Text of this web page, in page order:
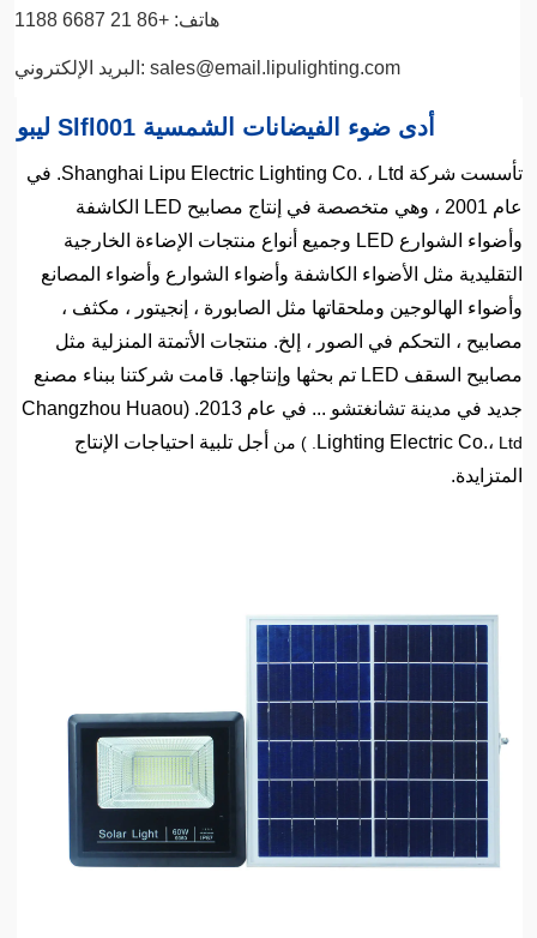
هاتف: +86 21 6687 1188
البريد الإلكتروني: sales@email.lipulighting.com
ليبو Slfl001 أدى ضوء الفيضانات الشمسية
تأسست شركة Shanghai Lipu Electric Lighting Co. ، Ltd. في
عام 2001 ، وهي متخصصة في إنتاج مصابيح LED الكاشفة
وأضواء الشوارع LED وجميع أنواع منتجات الإضاءة الخارجية
التقليدية مثل الأضواء الكاشفة وأضواء الشوارع وأضواء المصانع
وأضواء الهالوجين وملحقاتها مثل الصابورة ، إنجيتور ، مكثف ،
مصابيح ، التحكم في الصور ، إلخ. منتجات الأتمتة المنزلية مثل
مصابيح السقف LED تم بحثها وإنتاجها. قامت شركتنا ببناء مصنع
جديد في مدينة تشانغتشو ... في عام 2013. (Changzhou Huaou
Lighting Electric Co.، Ltd. ) من
أجل تلبية احتياجات الإنتاج
المتزايدة.